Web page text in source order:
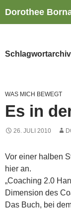
Inhalt
Dorothee
WAS MICH BEWEGT
Es in
26. JULI 2010
Vor einer halben
hier an.
„Coaching 2.0
Dimension des
Das Buch, bei